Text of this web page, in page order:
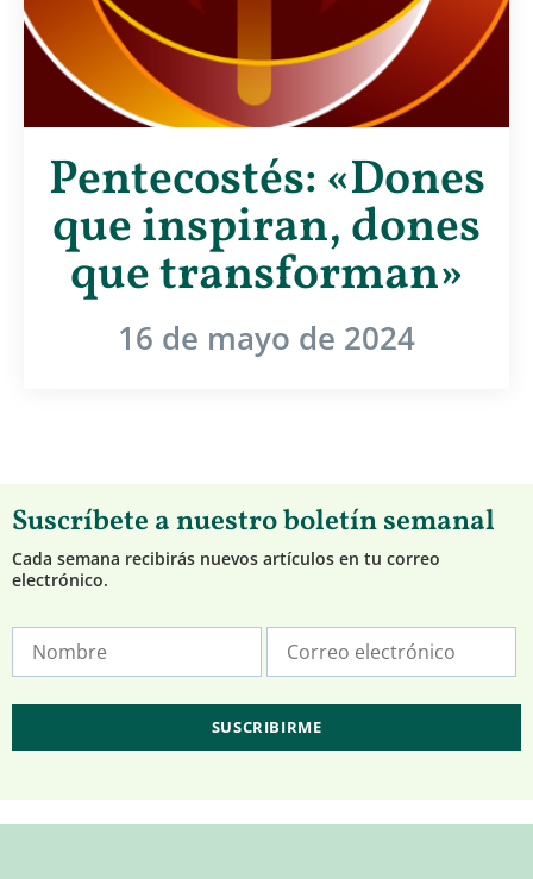
Pentecostés: «Dones
que inspiran, dones
que transforman»
16 de mayo de 2024
Suscríbete a nuestro boletín semanal
Cada semana recibirás nuevos artículos en tu correo
electrónico.